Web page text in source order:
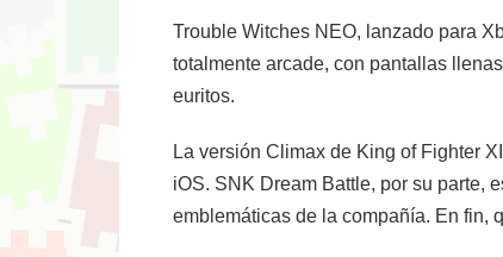
Trouble Witches NEO, lanzado para
totalmente arcade, con pantallas
euritos.
La versión Climax de King of Fighter
iOS. SNK Dream Battle, por su parte,
emblemáticas de la compañía. En fin,